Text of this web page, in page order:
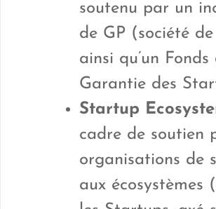
soutenu par un
de GP (société
ainsi qu’un Fonds
Garantie des
Startup
cadre de soutien
organisations de
aux écosystèmes